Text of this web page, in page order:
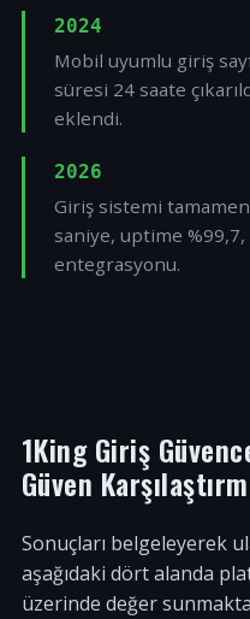
2024
Mobil uyumlu giriş
süresi 24 saate
eklendi.
2026
Giriş sistemi
saniye, uptime
entegrasyonu.
1King Giriş
Güven
Sonuçları belgeleyerek
aşağıdaki dört alanda
üzerinde değer